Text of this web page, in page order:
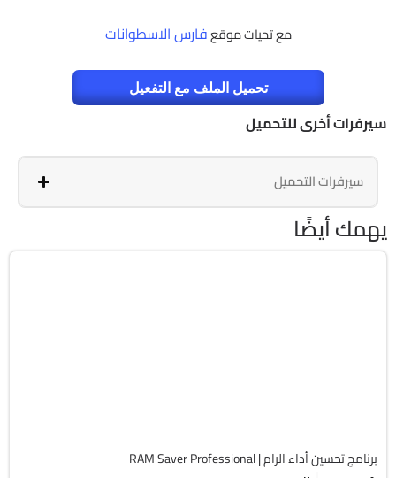
مع تحيات موقعفارس الاسطوانات
تحميل الملف مع التفعيل
سيرفرات أخرى للتحميل
سيرفرات التحميل
يهمك أيضًا
برنامج تحسين أداء الرام | RAM Saver Professional